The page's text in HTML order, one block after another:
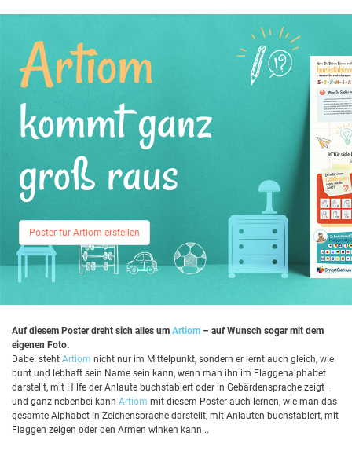
Artiom
kommt ganz
groß raus
Poster für Artiom erstellen
Auf diesem Poster dreht sich alles um Artiom – auf Wunsch sogar mit dem
eigenen Foto.
Dabei steht Artiom nicht nur im Mittelpunkt, sondern er lernt auch gleich, wie
bunt und lebhaft sein Name sein kann, wenn man ihn im Flaggenalphabet
darstellt, mit Hilfe der Anlaute buchstabiert oder in Gebärdensprache zeigt –
und ganz nebenbei kann Artiom mit diesem Poster auch lernen, wie man das
gesamte Alphabet in Zeichensprache darstellt, mit Anlauten buchstabiert, mit
Flaggen zeigen oder den Armen winken kann...